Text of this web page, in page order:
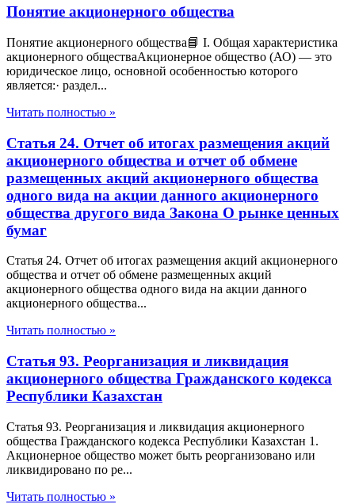
Понятие акционерного общества
Понятие акционерного общества📘 I. Общая характеристика
акционерного обществаАкционерное общество (АО) — это
юридическое лицо, основной особенностью которого
является:· раздел...
Читать полностью »
Статья 24. Отчет об итогах размещения акций
акционерного общества и отчет об обмене
размещенных акций акционерного общества
одного вида на акции данного акционерного
общества другого вида Закона О рынке ценных
бумаг
Статья 24. Отчет об итогах размещения акций акционерного
общества и отчет об обмене размещенных акций
акционерного общества одного вида на акции данного
акционерного общества...
Читать полностью »
Статья 93. Реорганизация и ликвидация
акционерного общества Гражданского кодекса
Республики Казахстан
Статья 93. Реорганизация и ликвидация акционерного
общества Гражданского кодекса Республики Казахстан 1.
Акционерное общество может быть реорганизовано или
ликвидировано по ре...
Читать полностью »